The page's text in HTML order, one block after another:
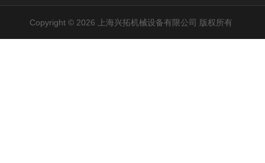
Copyright © 2026 上海兴拓机械设备有限公司 版权所有